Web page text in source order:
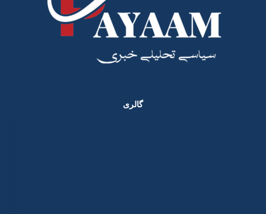
گالری